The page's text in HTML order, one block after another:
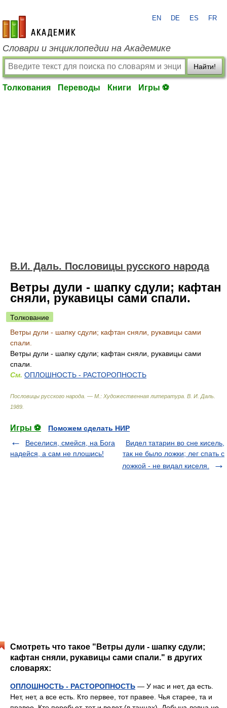
academic.ru
EN DE ES FR
Словари и энциклопедии на Академике
Найти!
Толкования Переводы Книги Игры ⚽
В.И. Даль. Пословицы русского народа
Ветры дули - шапку сдули; кафтан
сняли, рукавицы сами спали.
Толкование
Ветры дули - шапку сдули; кафтан сняли, рукавицы сами
спали.
Ветры дули - шапку сдули; кафтан сняли, рукавицы сами
спали.
См. ОПЛОШНОСТЬ - РАСТОРОПНОСТЬ
Пословицы русского народа. — М.: Художественная литература В. И. Даль
1989
Игры ⚽
Поможем сделать НИР
Веселися, смейся, на Бога
надейся, а сам не плошись!
Видел татарин во сне кисель,
так не было ложки; лег спать с
ложкой - не видал киселя.
Смотреть что такое "Ветры дули - шапку сдули;
кафтан сняли, рукавицы сами спали." в других
словарях:
ОПЛОШНОСТЬ - РАСТОРОПНОСТЬ — У нас и нет, да есть.
Нет, нет, а все есть. Кто первее, тот правее. Чья старее, та и